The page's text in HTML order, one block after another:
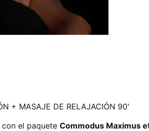
+ MASAJE DE RELAJACIÓN 90'
con el paquete Commodus Maximus